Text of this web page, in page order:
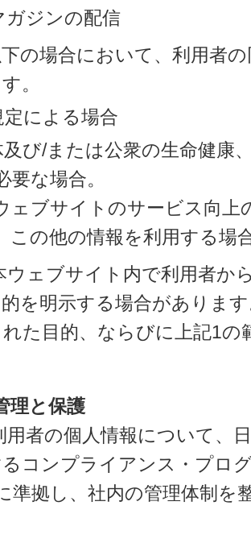
ガジンの配信
の場合において、利用者
。
による場合
び/または公衆の生命健康
要な場合。
ェブサイトのサービス向上
この他の情報を利用する場
ウェブサイト内で利用者か
を明示する場合がありま
た目的、ならびに上記1の
理と保護
用者の個人情報について、
るコンプライアンス・プロ
準拠し、社内の管理体制を